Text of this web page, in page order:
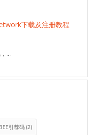
下载及注册教程
…
BEE引荐码 (2)